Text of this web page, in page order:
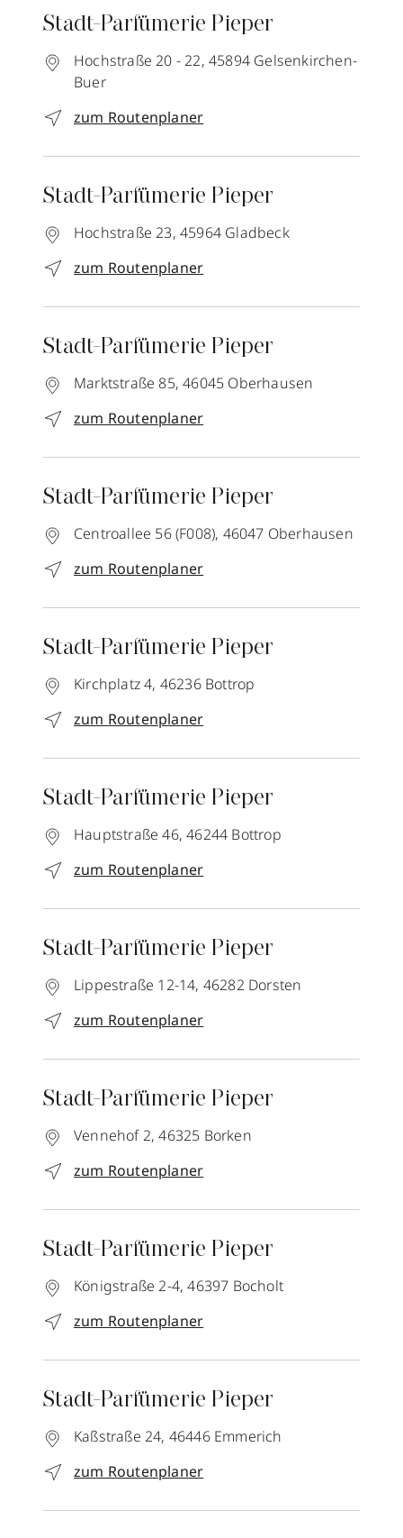
Stadt-Parfümerie Pieper
Hochstraße 20 - 22, 45894 Gelsenkirchen-
Buer
zum Routenplaner
Stadt-Parfümerie Pieper
Hochstraße 23, 45964 Gladbeck
zum Routenplaner
Stadt-Parfümerie Pieper
Marktstraße 85, 46045 Oberhausen
zum Routenplaner
Stadt-Parfümerie Pieper
Centroallee 56 (F008), 46047 Oberhausen
zum Routenplaner
Stadt-Parfümerie Pieper
Kirchplatz 4, 46236 Bottrop
zum Routenplaner
Stadt-Parfümerie Pieper
Hauptstraße 46, 46244 Bottrop
zum Routenplaner
Stadt-Parfümerie Pieper
Lippestraße 12-14, 46282 Dorsten
zum Routenplaner
Stadt-Parfümerie Pieper
Vennehof 2, 46325 Borken
zum Routenplaner
Stadt-Parfümerie Pieper
Königstraße 2-4, 46397 Bocholt
zum Routenplaner
Stadt-Parfümerie Pieper
Kaßstraße 24, 46446 Emmerich
zum Routenplaner